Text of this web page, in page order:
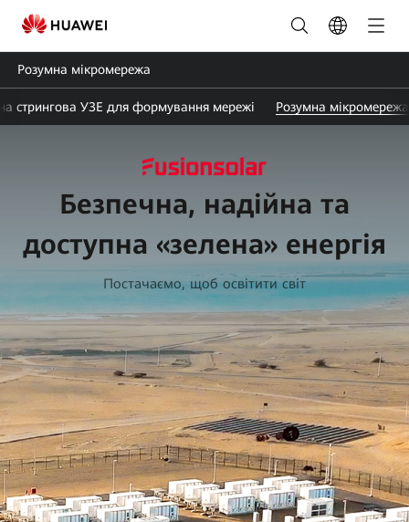
Розумні
мікромережеві
рішення
|
розумна
система
СЕС
HUAWEI
Розумна мікромережа
стрингова УЗЕ для формування мережі Розумна мікромережа
Безпечна, надійна та
доступна «зелена» енергія
Постачаємо, щоб освітити світ